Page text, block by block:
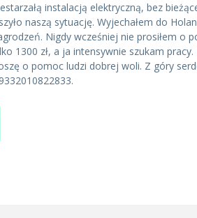
instalacją elektryczną, bez
naszą sytuację. Wyjechałem do
Nigdy wcześniej nie prosiłem
1300 zł, a ja intensywnie szukam
o pomoc ludzi dobrej woli. Z góry